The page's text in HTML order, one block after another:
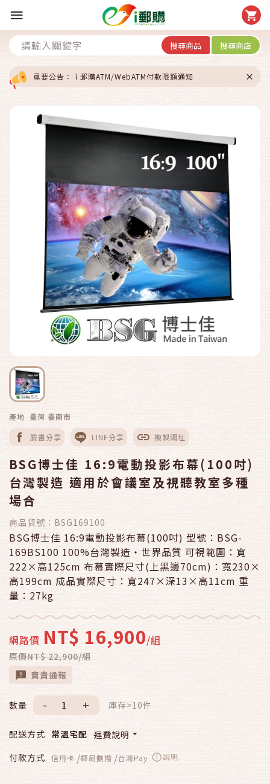
搜尋商品 搜尋商店
重要公告：ｉ郵購ATM/WebATM付款限額通知
產地 臺灣 臺南市
臉書分享
LINE分享 複製網址
BSG博士佳 16:9電動投影布幕(100吋)
台灣製造 適用於會議室及視聽教室多種
場合
商品貨號： BSG169100
BSG博士佳 16:9電動投影布幕(100吋) 型號：BSG-
169BS100 100%台灣製造‧世界品質 可視範圍：寬
222×高125cm 布幕實際尺寸(上黑邊70cm)：寬230×
高199cm 成品實際尺寸：寬247×深13×高11cm 重
量：27kg
網路價 NT$ 16,900/組
原價NT$ 22,900/組
賣貴通報
數量 +
- 庫存>10件
配送方式 常溫宅配 運費說明
付款方式
信用卡 /郵局劃撥 /台灣Pay 說明